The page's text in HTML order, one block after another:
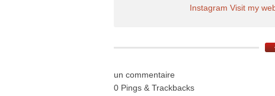
Instagram Visit my
un commentaire
0 Pings & Trackbacks